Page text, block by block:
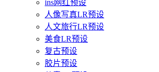
ins网红预设
人像写真LR预设
人文旅行LR预设
美食LR预设
复古预设
胶片预设